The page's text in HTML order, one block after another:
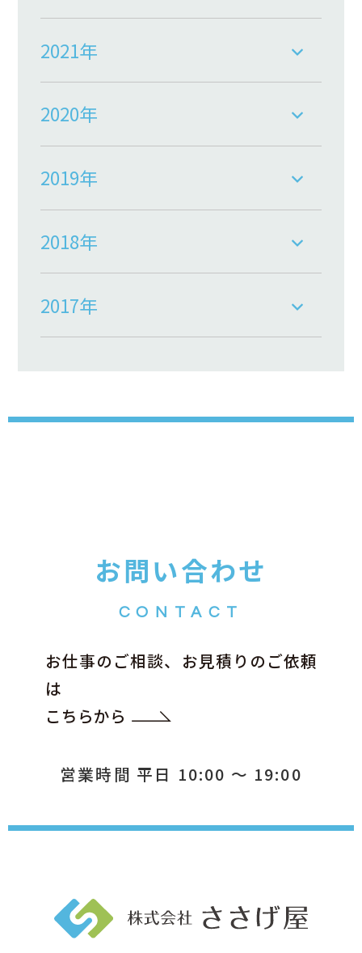
2021年
2020年
2019年
2018年
2017年
お問い合わせ
CONTACT
お仕事のご相談、お見積りのご依頼
は
こちらから
営業時間 平日 10:00 ～ 19:00